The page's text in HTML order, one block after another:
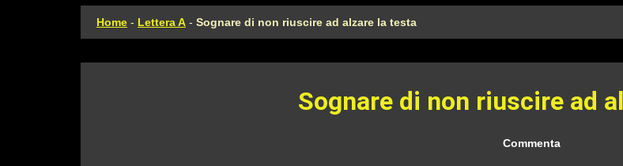
Home - Lettera A - Sognare di non riuscire ad alzare la testa
Sognare di non riuscire ad
Commenta